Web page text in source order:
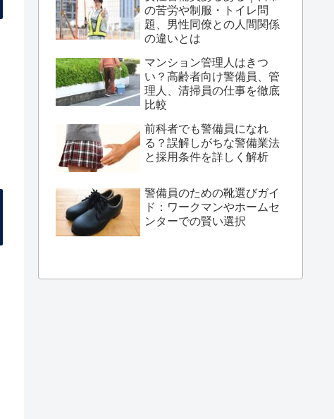
の苦労や制服・トイレ問
題、男性同僚との人間関係
の違いとは
マンション管理人はきつ
い？高齢者向け警備員、管
理人、清掃員の仕事を徹底
比較
前科者でも警備員になれ
る？誤解しがちな警備業法
と採用条件を詳しく解析
警備員のための靴選びガイ
ド：ワークマンやホームセ
ンターでの賢い選択